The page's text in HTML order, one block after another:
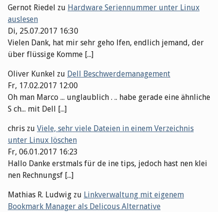
Gernot Riedel zu Hardware Seriennummer unter Linux
auslesen
Di, 25.07.2017 16:30
Vielen Dank, hat mir sehr geho lfen, endlich jemand, der
über flüssige Komme [...]
Oliver Kunkel zu Dell Beschwerdemanagement
Fr, 17.02.2017 12:00
Oh man Marco ... unglaublich . .. habe gerade eine ähnliche
S ch... mit Dell [...]
chris zu Viele, sehr viele Dateien in einem Verzeichnis
unter Linux löschen
Fr, 06.01.2017 16:23
Hallo Danke erstmals für de ine tips, jedoch hast nen klei
nen Rechnungsf [...]
Mathias R. Ludwig zu Linkverwaltung mit eigenem
Bookmark Manager als Delicous Alternative